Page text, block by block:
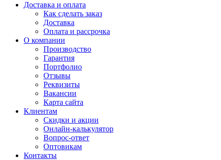
Доставка и оплата
Как сделать заказ
Доставка
Оплата и рассрочка
О компании
Производство
Гарантия
Портфолио
Отзывы
Реквизиты
Вакансии
Карта сайта
Клиентам
Скидки и акции
Онлайн-калькулятор
Вопрос-ответ
Оптовикам
Контакты